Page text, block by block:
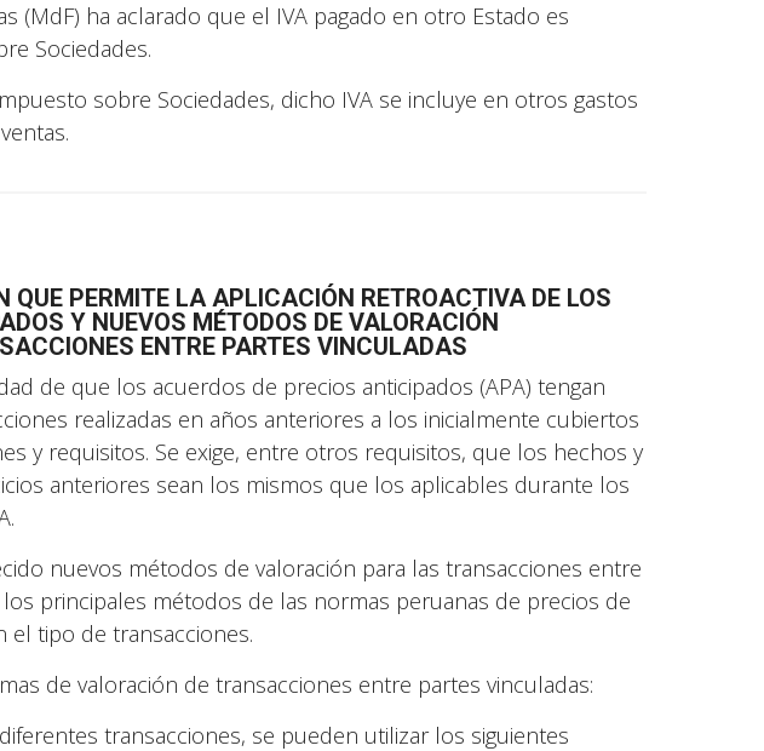
(MdF) ha aclarado que el IVA pagado en otro Estado es
Sociedades.
sobre Sociedades, dicho IVA se incluye en otros gastos
QUE PERMITE LA APLICACIÓN RETROACTIVA DE LOS
Y NUEVOS MÉTODOS DE VALORACIÓN
ENTRE PARTES VINCULADAS
de que los acuerdos de precios anticipados (APA) tengan
realizadas en años anteriores a los inicialmente cubiertos
y requisitos. Se exige, entre otros requisitos, que los hechos y
anteriores sean los mismos que los aplicables durante los
nuevos métodos de valoración para las transacciones entre
principales métodos de las normas peruanas de precios de
tipo de transacciones.
de valoración de transacciones entre partes vinculadas:
transacciones, se pueden utilizar los siguientes